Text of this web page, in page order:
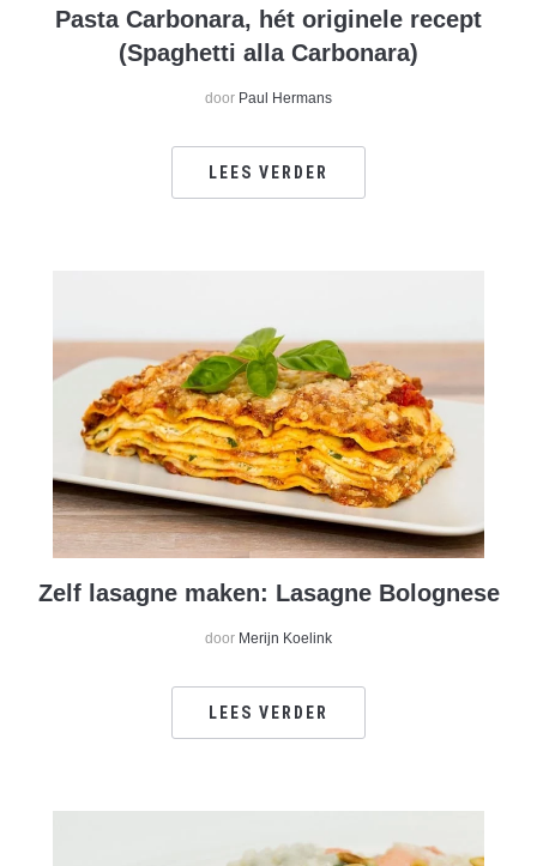
Pasta Carbonara, hét originele recept
(Spaghetti alla Carbonara)
door Paul Hermans
LEES VERDER
Zelf lasagne maken: Lasagne Bolognese
door Merijn Koelink
LEES VERDER